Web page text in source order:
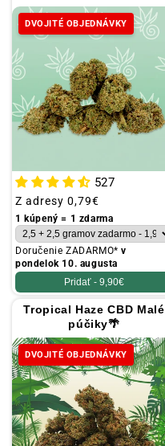
DVOJITÉ OBJEDNÁVKY
527
Obvyklá
cena
Z adresy 0,79€
1 kúpený = 1 zdarma
Doručenie ZADARMO*v
pondelok 10. augusta
Pridať - 9,90€
Tropical Haze CBD Malé
púčiky🌴
DVOJITÉ OBJEDNÁVKY